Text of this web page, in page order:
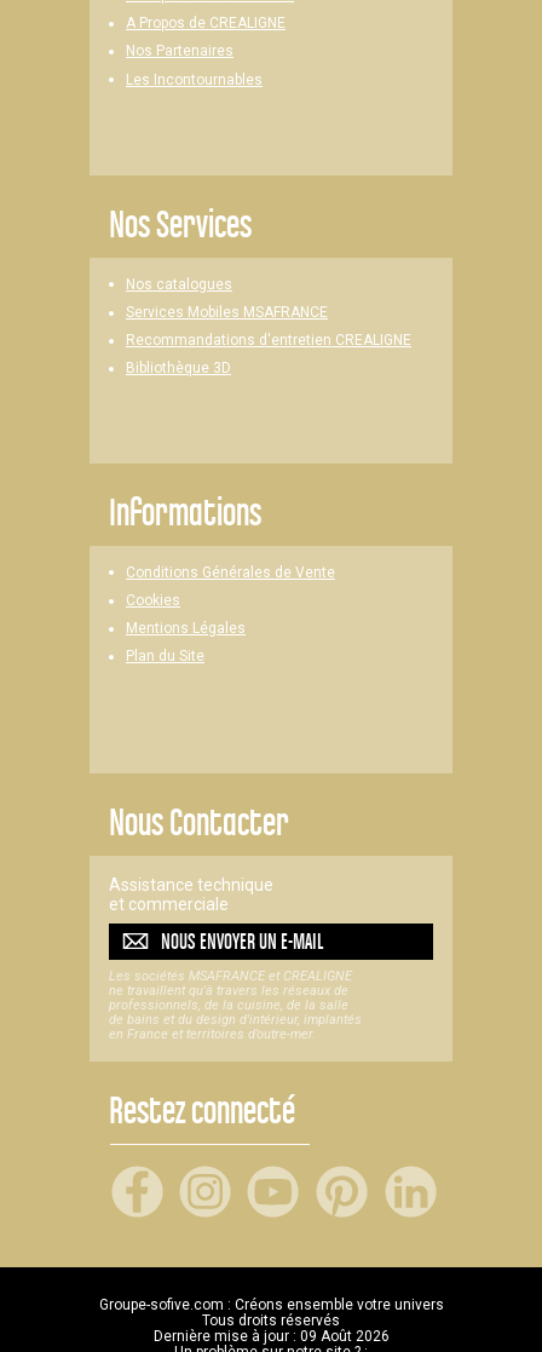
A Propos de CREALIGNE
Nos Partenaires
Les Incontournables
Nos Services
Nos catalogues
Services Mobiles MSAFRANCE
Recommandations d'entretien CREALIGNE
Bibliothèque 3D
Informations
Conditions Générales de Vente
Cookies
Mentions Légales
Plan du Site
Nous Contacter
Assistance technique
et commerciale
NOUS ENVOYER UNE-MAIL
Les sociétés MSAFRANCE et CREALIGNE
ne travaillent qu'à travers les réseaux de
professionnels, de la cuisine, de la salle
de bains et du design d'intérieur, implantés
en France et territoires d’outre-mer.
Restez connecté
Groupe-sofive.com : Créons ensemble votre univers
Tous droits réservés
Dernière mise à jour : 09 Août 2026